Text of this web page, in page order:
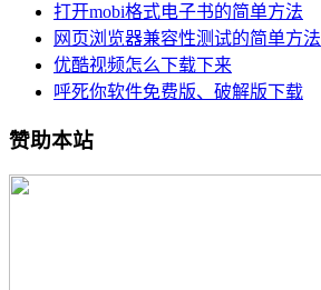
打开mobi格式电子书的简单方法
网页浏览器兼容性测试的简单方法
优酷视频怎么下载下来
呼死你软件免费版、破解版下载
赞助本站